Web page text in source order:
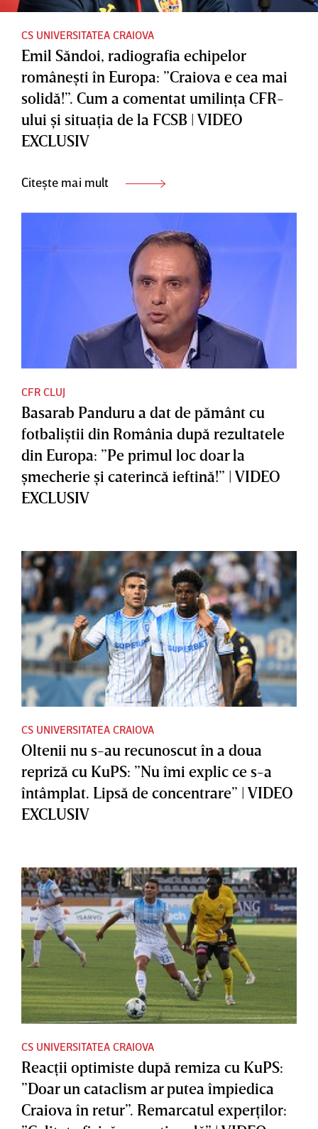
CS UNIVERSITATEA CRAIOVA
Emil Săndoi, radiografia echipelor
româneşti în Europa: ”Craiova e cea mai
solidă!”. Cum a comentat umilinţa CFR-
ului şi situaţia de la FCSB | VIDEO
EXCLUSIV
Citește mai mult
CFR CLUJ
Basarab Panduru a dat de pământ cu
fotbaliştii din România după rezultatele
din Europa: ”Pe primul loc doar la
şmecherie şi caterincă ieftină!” | VIDEO
EXCLUSIV
CS UNIVERSITATEA CRAIOVA
Oltenii nu s-au recunoscut în a doua
repriză cu KuPS: ”Nu îmi explic ce s-a
întâmplat. Lipsă de concentrare” | VIDEO
EXCLUSIV
CS UNIVERSITATEA CRAIOVA
Reacţii optimiste după remiza cu KuPS:
”Doar un cataclism ar putea împiedica
Craiova în retur”. Remarcatul experţilor: